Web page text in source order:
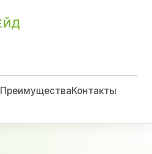
ПреимуществаКонтакты